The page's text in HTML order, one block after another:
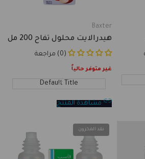
Vendor:
Baxter
هيدرالايت محلول تفاح 200 مل
(0) مراجعة
غير متوفر حالياً
Default Title
مشاهدة المنتج
نفد المخزون